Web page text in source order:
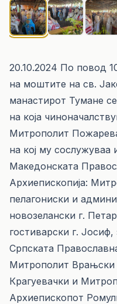
20.10.2024 По повод
на моштите на св.
манастирот Тумане
на која
Митрополит
на кој му сослужуваа
Македонската
Архиепископија:
пелагониски и
новозелански г.
гостиварски г.
Српската
Митрополит Врањски
Крагуевачки и
Архиепископот